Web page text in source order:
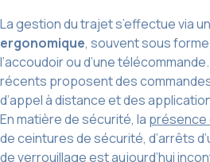
La gestion du trajet s’effectue via
ergonomique, souvent sous
l’accoudoir ou d’une
récents proposent des
d’appel à distance et des
En matière de sécurité, la présence
de ceintures de sécurité, d’arrêts
de verrouillage est aujourd’hui